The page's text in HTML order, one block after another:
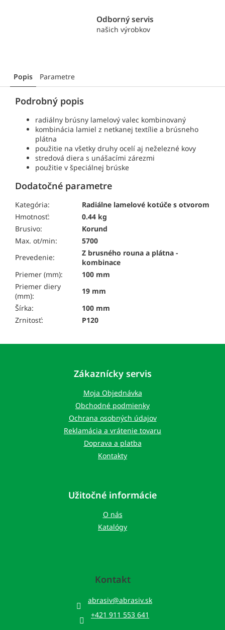
Odborný servis
našich výrobkov
Popis Parametre
Podrobný popis
radiálny brúsny lamelový valec kombinovaný
kombinácia lamiel z netkanej textílie a brúsneho
plátna
použitie na všetky druhy ocelí aj neželezné kovy
stredová diera s unášacími zárezmi
použitie v špeciálnej brúske
Dodatočné parametre
Kategória:
Radiálne lamelové kotúče s otvorom
Hmotnosť:
0.44 kg
Brusivo:
Korund
Max. ot/min:
5700
Prevedenie:
Z brusného rouna a plátna -
kombinace
Priemer (mm):
100 mm
Priemer diery
(mm):
19 mm
Šírka:
100 mm
Zrnitosť:
P120
Zákaznícky servis
Moja Objednávka
Obchodné podmienky
Ochrana osobných údajov
Reklamácia a vrátenie tovaru
Doprava a platba
Kontakty
Užitočné informácie
O nás
Katalógy
Kontakt
abrasiv@abrasiv.sk
+421 911 553 641